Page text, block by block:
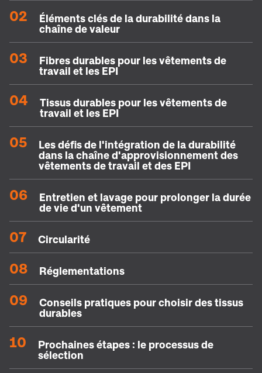
02
Éléments clés de la durabilité dans la
chaîne de valeur
03
Fibres durables pour les vêtements de
travail et les EPI
04
Tissus durables pour les vêtements de
travail et les EPI
05
Les défis de l'intégration de la durabilité
dans la chaîne d'approvisionnement des
vêtements de travail et des EPI
06
Entretien et lavage pour prolonger la durée
de vie d'un vêtement
07 Circularité
08 Réglementations
09
Conseils pratiques pour choisir des tissus
durables
10
Prochaines étapes : le processus de
sélection